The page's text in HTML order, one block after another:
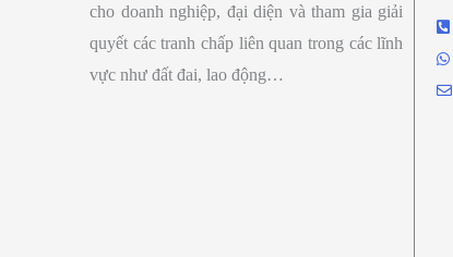
cho doanh nghiệp, đại diện và tham gia giải
quyết các tranh chấp liên quan trong các lĩnh
vực như đất đai, lao động…